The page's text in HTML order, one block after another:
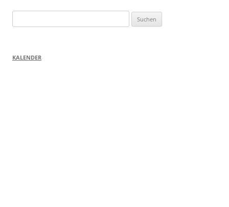
nach:
KALENDER